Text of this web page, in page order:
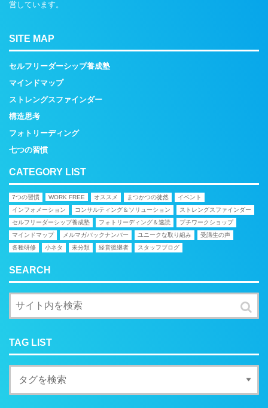
営しています。
SITE MAP
セルフリーダーシップ養成塾
マインドマップ
ストレングスファインダー
構造思考
フォトリーディング
七つの習慣
CATEGORY LIST
7つの習慣 WORK FREE オススメ まつかつの徒然
イベント
インフォメーション
コンサルティング＆ソリューション
ストレングスファインダー
セルフリーダーシップ養成塾
フォトリーディング＆速読
プチワークショップ
マインドマップ
メルマガバックナンバー ユニークな取り組み
受講生の声
各種研修
小ネタ 未分類 経営後継者 スタッフブログ
SEARCH
TAG LIST